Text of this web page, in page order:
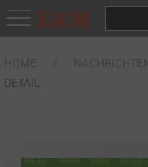
DETAIL